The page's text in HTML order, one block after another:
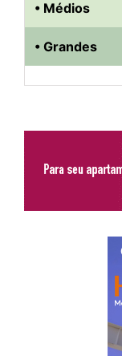
• Médios
• Grandes